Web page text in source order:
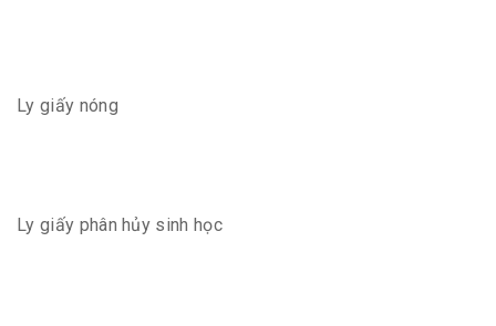
Ly giấy nóng
Ly giấy phân hủy sinh học